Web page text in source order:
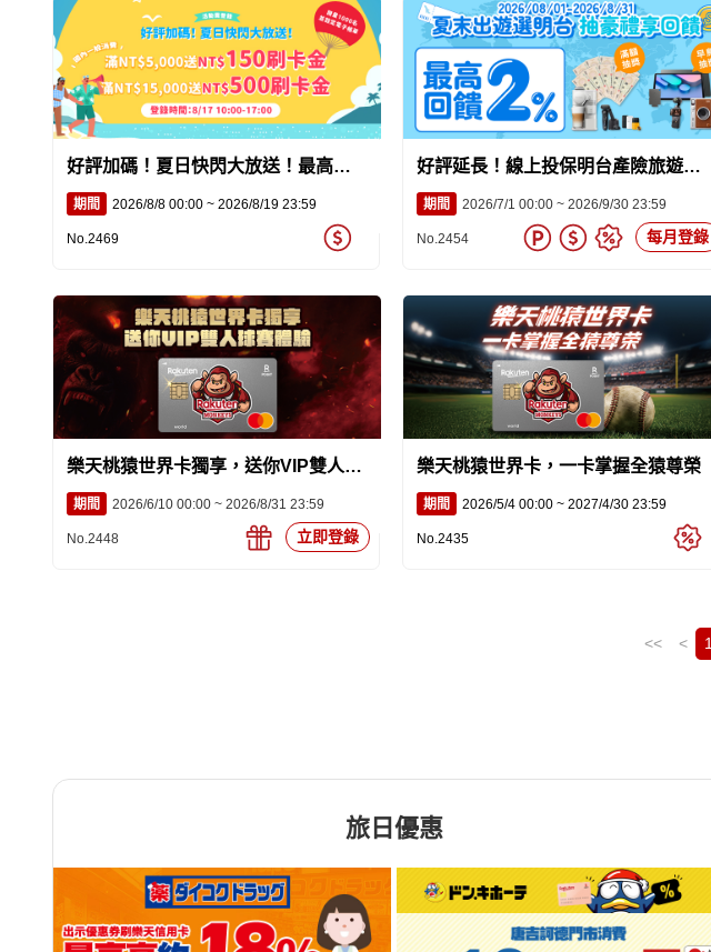
好評加碼！夏日快閃大放送！最高
NT$500刷卡金輕鬆入袋！
期間 2026/8/8 00:00 ~ 2026/8/19 23:59
No.2469
好評延長！線上投保明台產險旅遊險
享最高2%刷卡金回饋
期間 2026/7/1 00:00 ~ 2026/9/30 23:59
No.2454 每月登錄
樂天桃猿世界卡獨享，送你VIP雙人球
賽體驗
期間 2026/6/10 00:00 ~ 2026/8/31 23:59
No.2448 立即登錄
樂天桃猿世界卡，一卡掌握全猿尊榮
期間 2026/5/4 00:00 ~ 2027/4/30 23:59
No.2435
<< < 1
旅日優惠